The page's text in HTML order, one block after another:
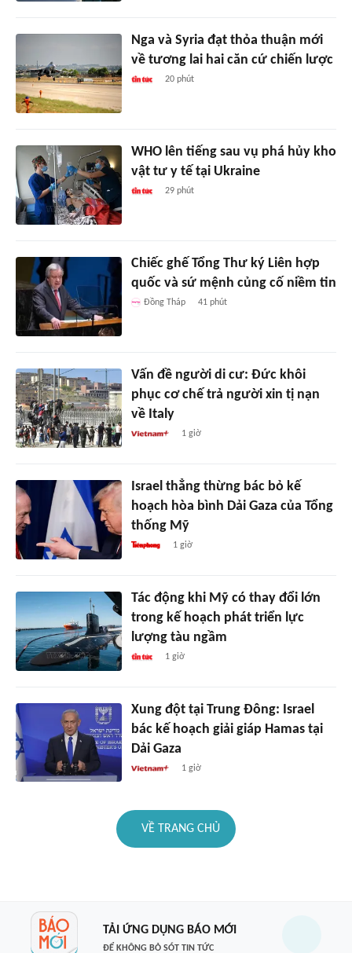
Nga và Syria đạt thỏa thuận mới
về tương lai hai căn cứ chiến lược
20 phút
WHO lên tiếng sau vụ phá hủy kho
vật tư y tế tại Ukraine
29 phút
Chiếc ghế Tổng Thư ký Liên hợp
quốc và sứ mệnh củng cố niềm tin
Đồng Tháp 41 phút
Vấn đề người di cư: Đức khôi
phục cơ chế trả người xin tị nạn
về Italy
1 giờ
Israel thẳng thừng bác bỏ kế
hoạch hòa bình Dải Gaza của Tổng
thống Mỹ
1 giờ
Tác động khi Mỹ có thay đổi lớn
trong kế hoạch phát triển lực
lượng tàu ngầm
1 giờ
Xung đột tại Trung Đông: Israel
bác kế hoạch giải giáp Hamas tại
Dải Gaza
1 giờ
VỀ TRANG CHỦ
TẢI ỨNG DỤNG BÁO MỚI
ĐỂ KHÔNG BỎ SÓT TIN TỨC